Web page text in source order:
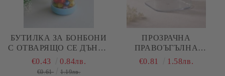
БУТИЛКА ЗА БОНБОНИ
С ОТВАРЯЩО СЕ ДЪНО -
СИНЬО - 1 БР.
€0.43 0.84лв.
€0.61 1.19лв.
ПРОЗРАЧНА
ПРАВОЪГЪЛНА
АКРИЛНА КУТИЯ С
€0.81 1.58лв.